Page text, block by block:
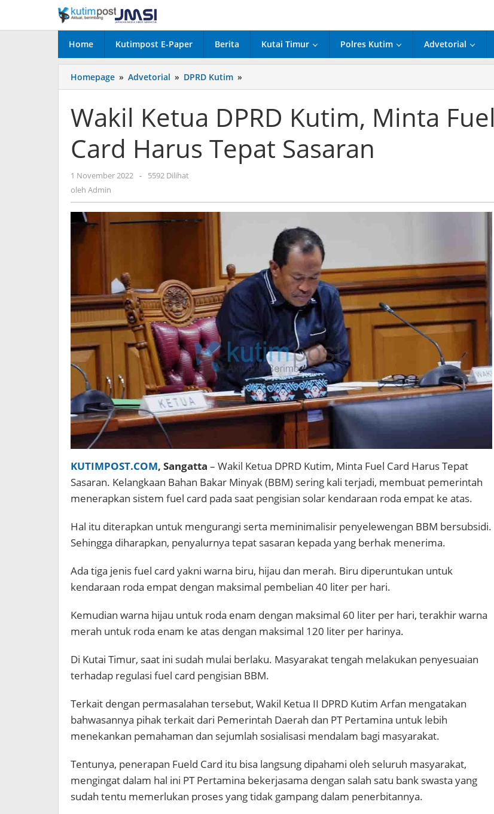
konten
Home Kutimpost E-Paper Berita Kutai Timur Polres Kutim Advetorial
Homepage » Advetorial » DPRD Kutim »
Ketua
Kutim,
Minta
Card
Wakil Ketua DPRD Kutim, Minta Fuel
Card Harus Tepat Sasaran
1 November 2022 oleh
-
5592 Dilihat
oleh Admin
KUTIMPOST.COM, Sangatta – Wakil Ketua DPRD Kutim, Minta Fuel Card Harus Tepat
Sasaran. Kelangkaan Bahan Bakar Minyak (BBM) sering kali terjadi, membuat pemerintah
menerapkan sistem fuel card pada saat pengisian solar kendaraan roda empat ke atas.
Hal itu diterapkan untuk mengurangi serta meminimalisir penyelewengan BBM bersubsidi.
Sehingga diharapkan, penyalurnya tepat sasaran kepada yang berhak menerima.
Ada tiga jenis fuel card yakni warna biru, hijau dan merah. Biru diperuntukan untuk
kendaraan roda empat dengan maksimal pembelian 40 liter per hari.
Kemudian warna hijau untuk roda enam dengan maksimal 60 liter per hari, terakhir warna
merah untuk roda enam ke atas dengan maksimal 120 liter per harinya.
Di Kutai Timur, saat ini sudah mulai berlaku. Masyarakat tengah melakukan penyesuaian
terhadap regulasi fuel card pengisian BBM.
Terkait dengan permasalahan tersebut, Wakil Ketua II DPRD Kutim Arfan mengatakan
bahwasannya pihak terkait dari Pemerintah Daerah dan PT Pertamina untuk lebih
menekankan pemahaman dan sejumlah sosialisasi mendalam bagi masyarakat.
Tentunya, penerapan Fueld Card itu bisa langsung dipahami oleh seluruh masyarakat,
mengingat dalam hal ini PT Pertamina bekerjasama dengan salah satu bank swasta yang
sudah tentu memerlukan proses yang tidak gampang dalam penerbitannya.